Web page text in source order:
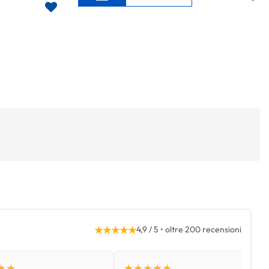
★★★★★4,9 / 5 • oltre 200 recensioni